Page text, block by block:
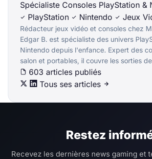
Spécialiste Consoles PlayStation &
PlayStation
Nintendo Jeux
Rédacteur jeux vidéo et consoles chez
Edgar B. est spécialiste des univers
Nintendo depuis l'enfance. Expert des
salon et portables, il couvre les sorties
603 articles publiés
Tous ses articles
Restez
Recevez les dernières news gaming et